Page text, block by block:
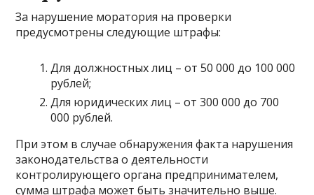
За нарушение моратория на проверки
предусмотрены следующие штрафы:
Для должностных лиц – от 50 000 до 100 000
рублей;
Для юридических лиц – от 300 000 до 700
000 рублей.
При этом в случае обнаружения факта нарушения
законодательства о деятельности
контролирующего органа предпринимателем,
сумма штрафа может быть значительно выше.